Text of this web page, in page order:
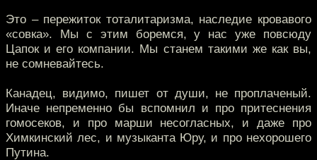
Это – пережиток тоталитаризма, наследие кровавого
«совка». Мы с этим боремся, у нас уже повсюду
Цапок и его компании. Мы станем такими же как вы,
не сомневайтесь.
Канадец, видимо, пишет от души, не проплаченый.
Иначе непременно бы вспомнил и про притеснения
гомосеков, и про марши несогласных, и даже про
Химкинский лес, и музыканта Юру, и про нехорошего
Путина.